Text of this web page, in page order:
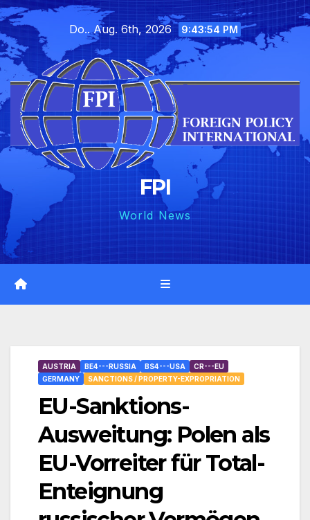
Skip
to
content
Do.. Aug. 6th, 2026 9:43:55 PM
FPI
World News
AUSTRIA BE4---RUSSIA BS4---USA
CR---EU
GERMANY
SANCTIONS / PROPERTY-EXPROPRIATION
EU-Sanktions-
Ausweitung: Polen als
EU-Vorreiter für Total-
Enteignung